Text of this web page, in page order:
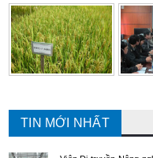
TIN MỚI NHẤT